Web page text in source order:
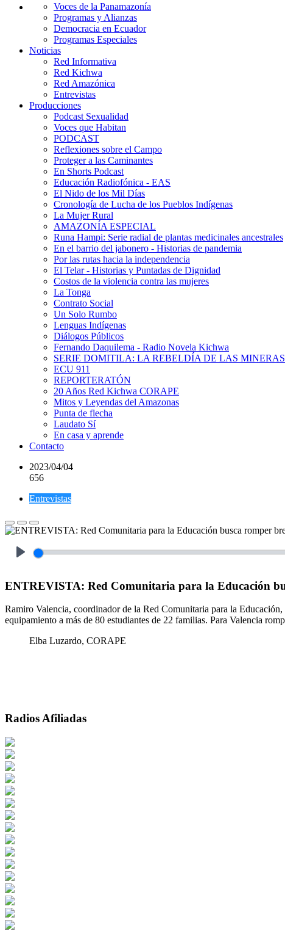
Voces de la Panamazonía
Programas y Alianzas
Democracia en Ecuador
Programas Especiales
Noticias
Red Informativa
Red Kichwa
Red Amazónica
Entrevistas
Producciones
Podcast Sexualidad
Voces que Habitan
PODCAST
Reflexiones sobre el Campo
Proteger a las Caminantes
En Shorts Podcast
Educación Radiofónica - EAS
El Nido de los Mil Días
Cronología de Lucha de los Pueblos Indígenas
La Mujer Rural
AMAZONÍA ESPECIAL
Runa Hampi: Serie radial de plantas medicinales ancestrales
En el barrio del jabonero - Historias de pandemia
Por las rutas hacia la independencia
El Telar - Historias y Puntadas de Dignidad
Costos de la violencia contra las mujeres
La Tonga
Contrato Social
Un Solo Rumbo
Lenguas Indígenas
Diálogos Públicos
Fernando Daquilema - Radio Novela Kichwa
SERIE DOMITILA: LA REBELDÍA DE LAS
ECU 911
REPORTERATÓN
20 Años Red Kichwa CORAPE
Mitos y Leyendas del Amazonas
Punta de flecha
Laudato Sí
En casa y aprende
Contacto
2023/04/04
656
Entrevistas
ENTREVISTA: Red Comunitaria para la Educación
Ramiro Valencia, coordinador de la Red Comunitaria para la
equipamiento a más de 80 estudiantes de 22 familias. Para Valencia
Elba Luzardo, CORAPE
Radios Afiliadas